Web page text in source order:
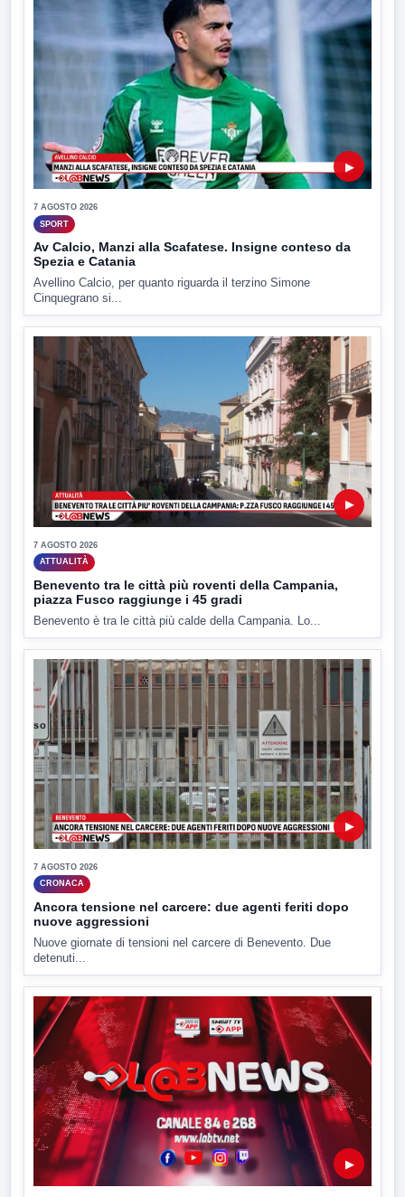
▶
7 AGOSTO 2026
SPORT
Av Calcio, Manzi alla Scafatese. Insigne conteso da
Spezia e Catania
Avellino Calcio, per quanto riguarda il terzino Simone
Cinquegrano si...
▶
7 AGOSTO 2026
ATTUALITÀ
Benevento tra le città più roventi della Campania,
piazza Fusco raggiunge i 45 gradi
Benevento è tra le città più calde della Campania. Lo...
▶
7 AGOSTO 2026
CRONACA
Ancora tensione nel carcere: due agenti feriti dopo
nuove aggressioni
Nuove giornate di tensioni nel carcere di Benevento. Due
detenuti...
▶